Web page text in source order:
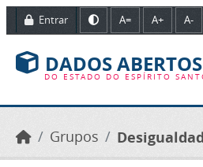
Ir para o conteúdo principal
Entrar A= A+ A-
DADOS ABERTOS
DO ESTADO DO ESPÍRITO
Grupos